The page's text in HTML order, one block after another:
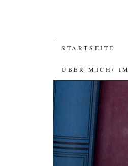
SKIP
TO
CONTENT
STARTSEITE
ÜBER MICH/